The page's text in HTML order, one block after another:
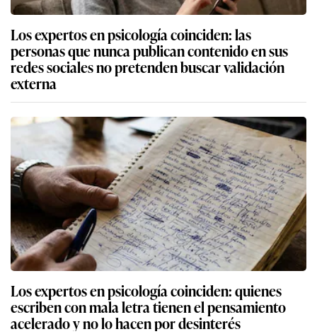
Los expertos en psicología coinciden: las
personas que nunca publican contenido en sus
redes sociales no pretenden buscar validación
externa
Los expertos en psicología coinciden: quienes
escriben con mala letra tienen el pensamiento
acelerado y no lo hacen por desinterés